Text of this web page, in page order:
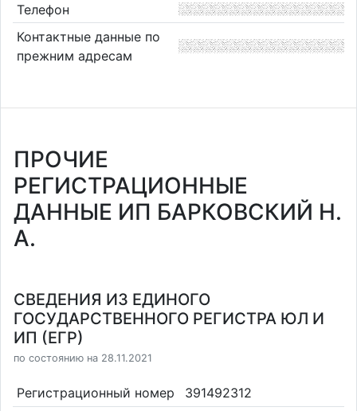
Телефон
Контактные данные по
прежним адресам
ПРОЧИЕ
РЕГИСТРАЦИОННЫЕ
ДАННЫЕ ИП БАРКОВСКИЙ Н.
А.
СВЕДЕНИЯ ИЗ ЕДИНОГО
ГОСУДАРСТВЕННОГО РЕГИСТРА ЮЛ И
ИП (ЕГР)
по состоянию на 28.11.2021
Регистрационный номер
391492312